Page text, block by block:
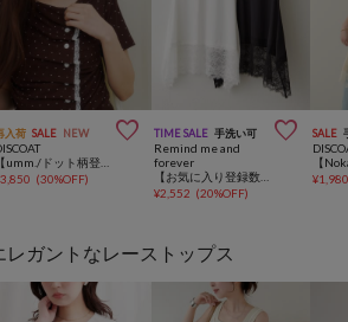
入荷 SALE NEW 
【umm./ドット柄登場♪8色展開】レースレイヤードドレープ半袖プルオーバー
3,850 (30%OFF)
TIME SALE 手洗い可 
Remind me and
forever
【お気に入り登録数1万突破！】【プチプラ/即着映え！】裾レースノースリプルオーバー
¥2,552 (20%OFF)
SALE
¥
レガントなレーストップス